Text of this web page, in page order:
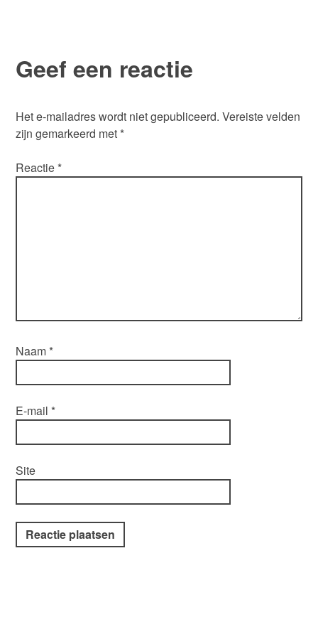
Geef een reactie
Het e-mailadres wordt niet gepubliceerd. Vereiste velden
zijn gemarkeerd met *
Reactie *
Naam *
E-mail *
Site